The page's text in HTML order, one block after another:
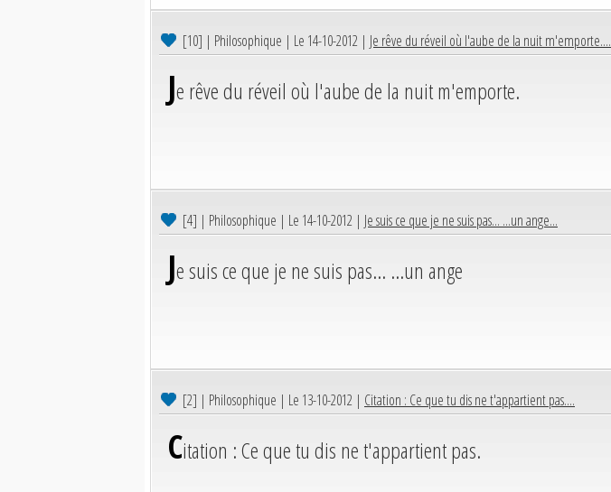
[10] | Philosophique | Le 14-10-2012 | Je rêve du réveil où l'aube de la nuit m'emporte....
Je rêve du réveil où l'aube de la nuit m'emporte.
[4] | Philosophique | Le 14-10-2012 | Je suis ce que je ne suis pas... ...un ange...
Je suis ce que je ne suis pas... ...un ange
[2] | Philosophique | Le 13-10-2012 | Citation : Ce que tu dis ne t'appartient pas....
Citation : Ce que tu dis ne t'appartient pas.